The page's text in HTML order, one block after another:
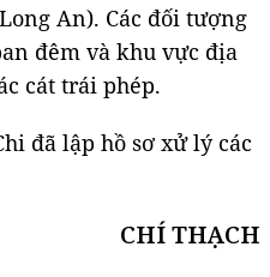
An). Các đối tượng
đêm và khu vực địa
cát trái phép.
đã lập hồ sơ xử lý các
CHÍ THẠCH